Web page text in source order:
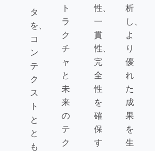
タ
を、
コ
ン
テ
ク
ス
ト
と
と
も
ト
ラ
ク
チ
ャ
と
未
来
の
テ
ク
性、
一
貫
性、
完
全
性
を
確
保
す
析
し、
よ
り
優
れ
た
成
果
を
生